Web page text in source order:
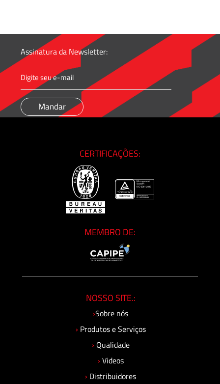
Assinatura da Newsletter:
CERTIFICAÇÕES:
MEMBRO DE:
NOSSO SITE.:
›Sobre nós
› Produtos e Serviços
› Qualidade
› Videos
› Distribuidores